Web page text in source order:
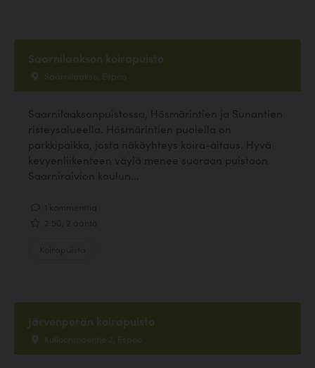
Saarnilaakson koirapuisto
Saarnilaakso, Espoo
Saarnilaaksonpuistossa, Hösmärintien ja Sunantien
risteysalueella. Hösmärintien puolella on
parkkipaikka, josta näköyhteys koira-aitaus. Hyvä
kevyenliikenteen väylä menee suoraan puistoon
Saarniraivion koulun...
Järvenperän koirapuisto
Kulloonmäentie 2, Espoo